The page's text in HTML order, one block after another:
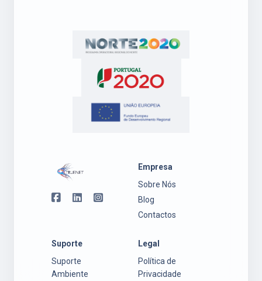
Empresa
Sobre Nós
Blog
Contactos
Suporte
Suporte
Ambiente
Legal
Política de
Privacidade